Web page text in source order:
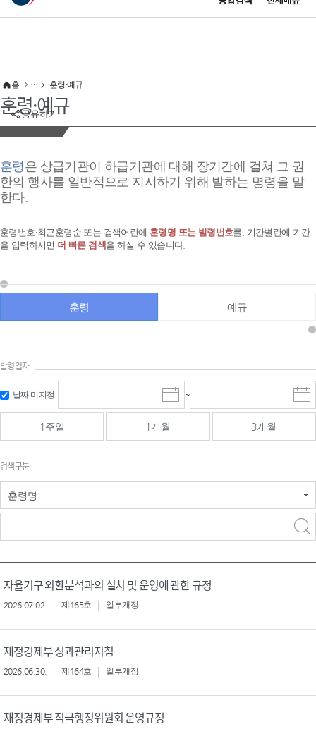
이 누리집은 대한민국 공식 전자정부 누리집입니다.
공유하기
홈 훈령·예규
훈령·예규
훈령은 상급기관이 하급기관에 대해 장기간에 걸쳐 그 권
한의 행사를 일반적으로 지시하기 위해 발하는 명령을 말
한다.
훈령번호·최근훈령순 또는 검색어란에 훈령명 또는 발령번호를, 기간별란에 기간
을 입력하시면 더 빠른 검색 을 하실 수 있습니다.
훈령 예규
발령일자
날짜 미지정
시
작
일
선
~
마
감
선
1주일 1개월 3개월
검색구분
훈령명
자율기구 외환분석과의 설치 및 운영에 관한 규정
2026.07.02. 제165호 일부개정
재정경제부 성과관리지침
2026.06.30. 제164호 일부개정
재정경제부 적극행정위원회 운영규정